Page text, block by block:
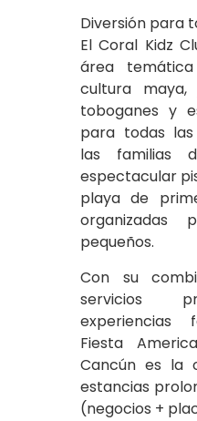
Diversión para
El Coral Kidz
área
cultura maya,
toboganes y
para todas las
las familias
espectacular
playa de
organizadas
pequeños.
Con su
servicios
experiencias
Fiesta
Cancún es la
estancias
(negocios +